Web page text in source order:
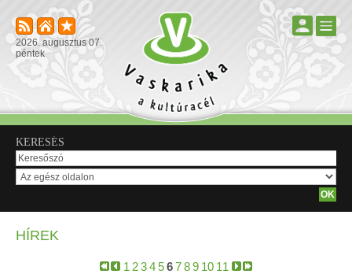
2026. augusztus 07.
péntek
KERESÉS
HÍREK
1 23456789 10 11